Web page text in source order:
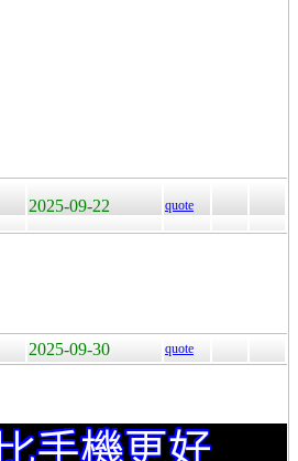
2025-09-22 quote
2025-09-30 quote